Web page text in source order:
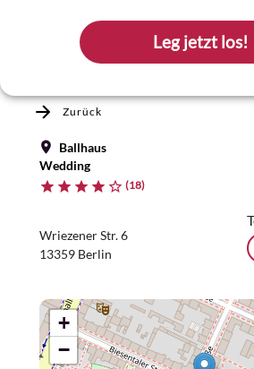
Leg jetzt los!
Zurück
Ballhaus
Wedding
(18)
Wriezener Str. 6
13359 Berlin
+
−